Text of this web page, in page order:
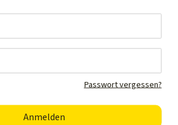
Passwort vergessen?